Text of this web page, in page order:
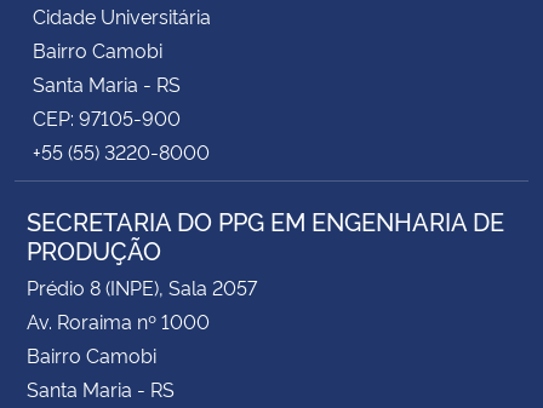
Cidade Universitária
Bairro Camobi
Santa Maria - RS
CEP: 97105-900
+55 (55) 3220-8000
SECRETARIA DO PPG EM ENGENHARIA DE
PRODUÇÃO
Prédio 8 (INPE), Sala 2057
Av. Roraima nº 1000
Bairro Camobi
Santa Maria - RS